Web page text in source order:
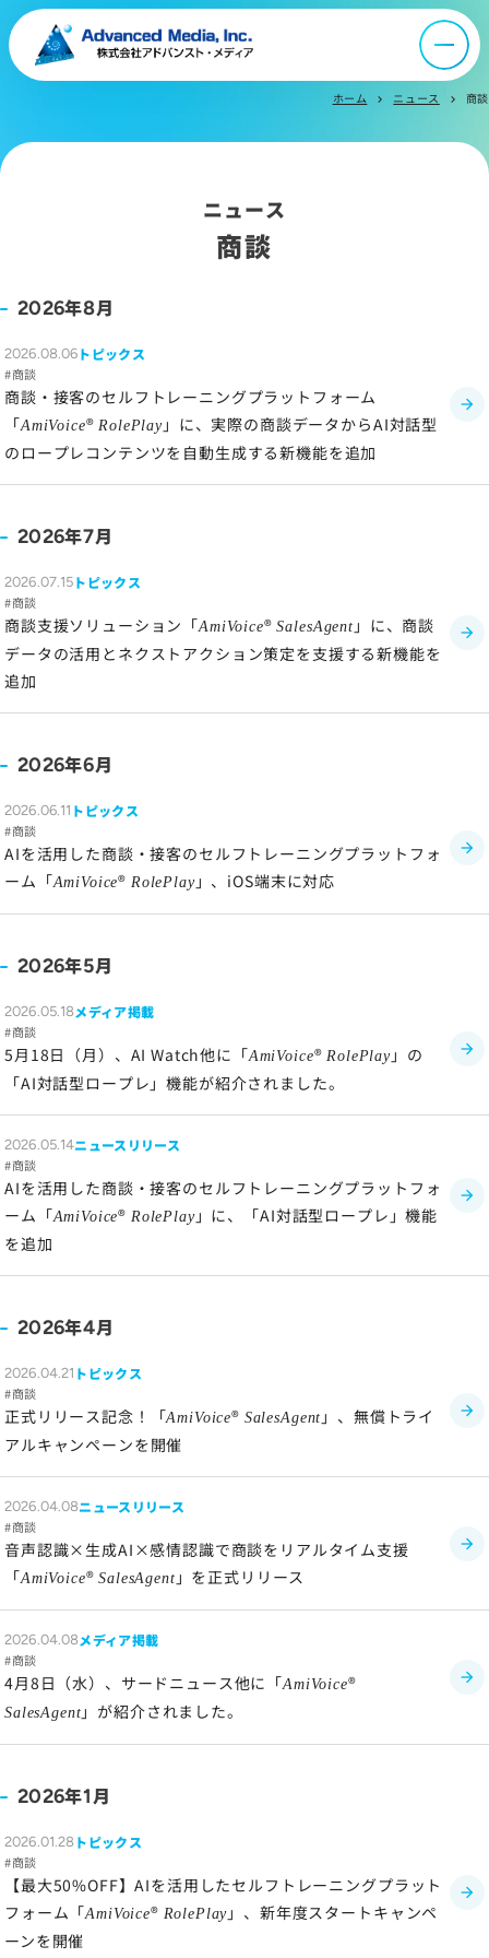
ニュース
採用情報
お問い合わせ
プライバシーポリシー
情報セキュリティポリシー
労働者派遣事業に関わる情報
メールマガジン
ホーム chevron_right ニュース chevron_right 商談
ニュース
商談
2026年8月
2026.08.06 トピックス
商談
商談・接客のセルフトレーニングプラットフォーム
「AmiVoice®RolePlay」に、実際の商談データからAI対話型
のロープレコンテンツを自動生成する新機能を追加
2026年7月
2026.07.15 トピックス
商談
商談支援ソリューション「AmiVoice®SalesAgent 」に、商談
データの活用とネクストアクション策定を支援する新機能を
追加
2026年6月
2026.06.11 トピックス
商談
AIを活用した商談・接客のセルフトレーニングプラットフォ
ーム「AmiVoice® RolePlay」、iOS端末に対応
2026年5月
2026.05.18 メディア掲載
商談
5月18日（月）、AI Watch他に「AmiVoice®RolePlay」の
「AI対話型ロープレ」機能が紹介されました。
2026.05.14ニュースリリース
商談
AIを活用した商談・接客のセルフトレーニングプラットフォ
ーム「AmiVoice® RolePlay」に、「AI対話型ロープレ」機能
を追加
2026年4月
2026.04.21 トピックス
商談
正式リリース記念！「AmiVoice® SalesAgent 」、無償トライ
アルキャンペーンを開催
2026.04.08ニュースリリース
商談
音声認識×生成AI×感情認識で商談をリアルタイム支援
「AmiVoice®SalesAgent 」を正式リリース
2026.04.08 メディア掲載
商談
4月8日（水）、サードニュース他に「AmiVoice®
SalesAgent 」が紹介されました。
2026年1月
2026.01.28 トピックス
商談
【最大50%OFF】AIを活用したセルフトレーニングプラット
フォーム「AmiVoice® RolePlay 」、新年度スタートキャンペ
ーンを開催